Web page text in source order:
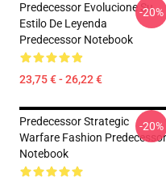
Predecessor Evolucione Su
Estilo De Leyenda
Predecessor Notebook
23,75 € - 26,22 €
-20%
Predecessor Strategic
Warfare Fashion Predecessor
Notebook
-20%